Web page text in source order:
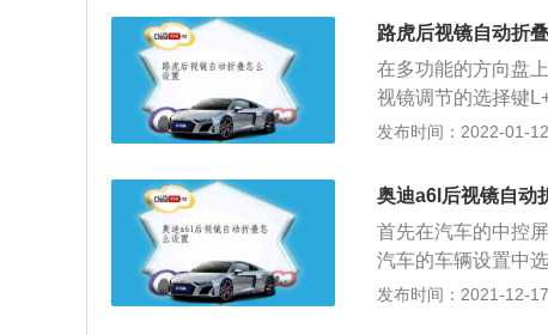
镜的电机过于发热
过狭小空间的时候
同时也高了车辆经
视镜的开关以及不
路虎后视镜自动折
在多功能的方向盘
视镜调节的选择键
能获得车辆信息等
用驾驶员太大地变
一般是装在车门上
机在驾驶座上正前
在倒车和启动前进
和损坏车辆，给司
发布时间：2022-01-
奥迪a6l后视镜自动
首先在汽车的中控
汽车的车辆设置中
镜的自动折叠功能
发布时间：2021-12-